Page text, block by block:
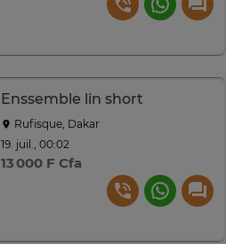
Enssemble lin short
Rufisque, Dakar
19. juil., 00:02
13 000 F Cfa